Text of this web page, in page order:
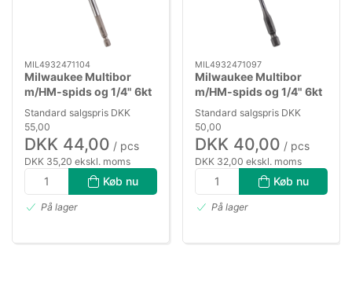
MIL4932471104
Milwaukee Multibor
m/HM-spids og 1/4" 6kt
skaft, 8,0×120mm
Standard salgspris DKK
55,00
DKK 44,00 / pcs
DKK 35,20 ekskl. moms
Køb nu
På lager
MIL4932471097
Milwaukee Multibor
m/HM-spids og 1/4" 6kt
skaft, 6,0×150mm
Standard salgspris DKK
50,00
DKK 40,00 / pcs
DKK 32,00 ekskl. moms
Køb nu
På lager